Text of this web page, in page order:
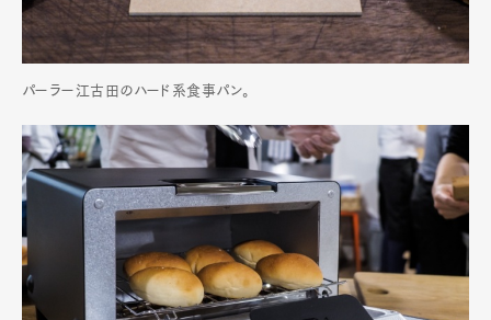
パーラー江古田のハード系食事パン。